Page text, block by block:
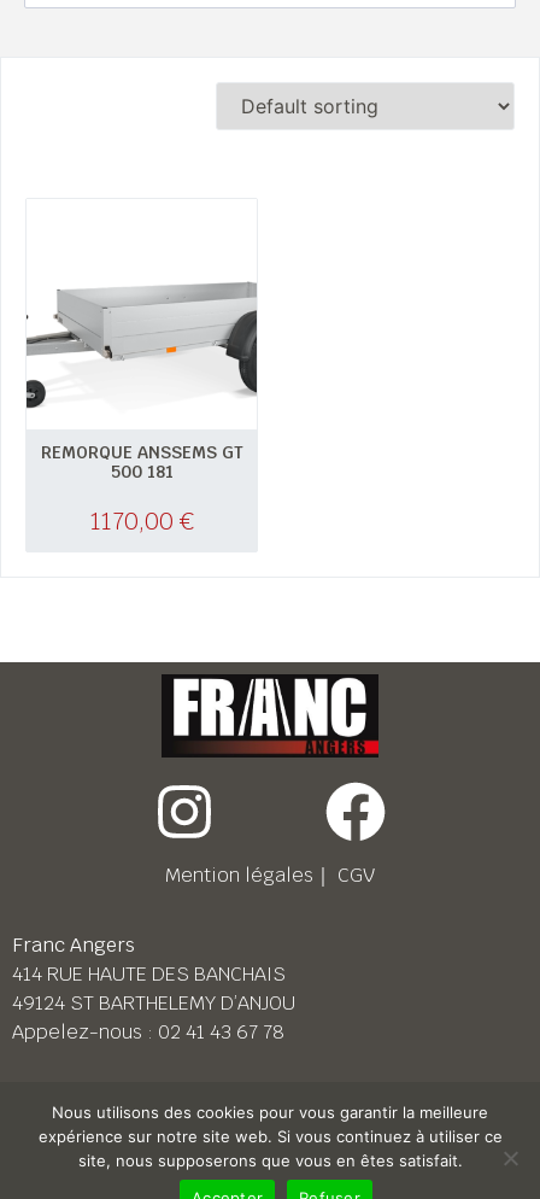
REMORQUE ANSSEMS GT
500 181
1170,00 €
Mention légales ｜ CGV
Franc Angers
414 RUE HAUTE DES BANCHAIS
49124 ST BARTHELEMY D’ANJOU
Appelez-nous : 02 41 43 67 78
Franc Le Mans
158 BD PIERRE LEFAUCHEUX
72230 ARNAGE
02 43 87 38 08
Nous utilisons des cookies pour vous garantir la meilleure
expérience sur notre site web. Si vous continuez à utiliser ce
site, nous supposerons que vous en êtes satisfait.